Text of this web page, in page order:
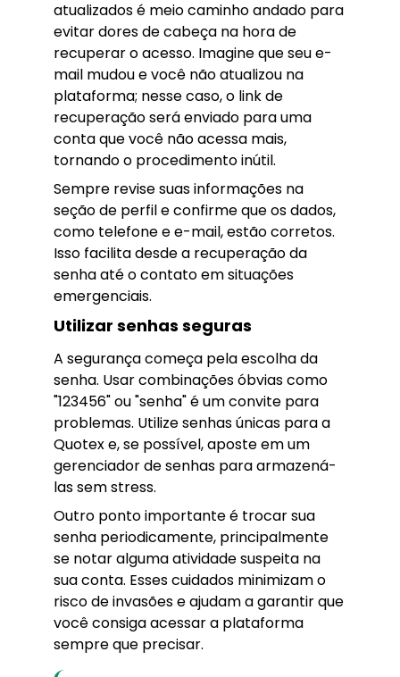
atualizados é meio caminho andado para
evitar dores de cabeça na hora de
recuperar o acesso. Imagine que seu e-
mail mudou e você não atualizou na
plataforma; nesse caso, o link de
recuperação será enviado para uma
conta que você não acessa mais,
tornando o procedimento inútil.
Sempre revise suas informações na
seção de perfil e confirme que os dados,
como telefone e e-mail, estão corretos.
Isso facilita desde a recuperação da
senha até o contato em situações
emergenciais.
Utilizar senhas seguras
A segurança começa pela escolha da
senha. Usar combinações óbvias como
"123456" ou "senha" é um convite para
problemas. Utilize senhas únicas para a
Quotex e, se possível, aposte em um
gerenciador de senhas para armazená-
las sem stress.
Outro ponto importante é trocar sua
senha periodicamente, principalmente
se notar alguma atividade suspeita na
sua conta. Esses cuidados minimizam o
risco de invasões e ajudam a garantir que
você consiga acessar a plataforma
sempre que precisar.